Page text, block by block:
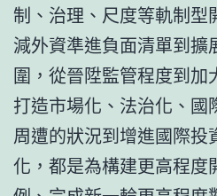
制、治理、尺度等軌制型
減外資準進負面清單到擴
圍，從晉陞監管程度到加
打造市場化、法治化、國
周遭的狀況到增進國際投
化，都是為構建更高程度